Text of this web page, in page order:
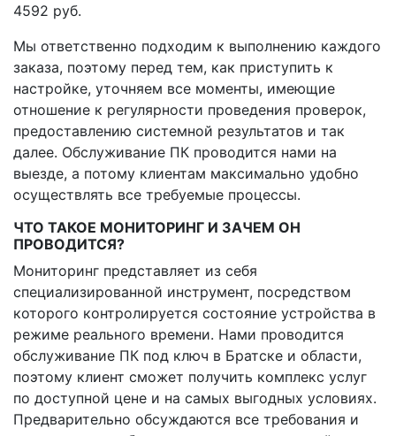
4592 руб.
Мы ответственно подходим к выполнению каждого
заказа, поэтому перед тем, как приступить к
настройке, уточняем все моменты, имеющие
отношение к регулярности проведения проверок,
предоставлению системной результатов и так
далее. Обслуживание ПК проводится нами на
выезде, а потому клиентам максимально удобно
осуществлять все требуемые процессы.
ЧТО ТАКОЕ МОНИТОРИНГ И ЗАЧЕМ ОН
ПРОВОДИТСЯ?
Мониторинг представляет из себя
специализированной инструмент, посредством
которого контролируется состояние устройства в
режиме реального времени. Нами проводится
обслуживание ПК под ключ в Братске и области,
поэтому клиент сможет получить комплекс услуг
по доступной цене и на самых выгодных условиях.
Предварительно обсуждаются все требования и